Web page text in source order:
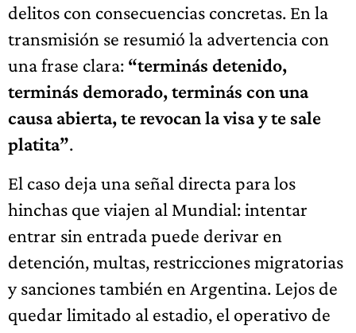
delitos con consecuencias concretas. En la
transmisión se resumió la advertencia con
una frase clara: “terminás detenido,
terminás demorado, terminás con una
causa abierta, te revocan la visa y te sale
platita”.
El caso deja una señal directa para los
hinchas que viajen al Mundial: intentar
entrar sin entrada puede derivar en
detención, multas, restricciones migratorias
y sanciones también en Argentina. Lejos de
quedar limitado al estadio, el operativo de